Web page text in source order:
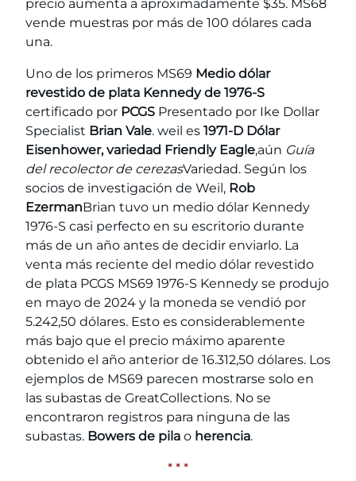
precio aumenta a aproximadamente $35. MS68
vende muestras por más de 100 dólares cada
una.
Uno de los primeros MS69 Medio dólar
revestido de plata Kennedy de 1976-S
certificado por PCGS Presentado por Ike Dollar
Specialist Brian Vale. weil es 1971-D Dólar
Eisenhower, variedad Friendly Eagle,aún Guía
del recolector de cerezasVariedad. Según los
socios de investigación de Weil, Rob
EzermanBrian tuvo un medio dólar Kennedy
1976-S casi perfecto en su escritorio durante
más de un año antes de decidir enviarlo. La
venta más reciente del medio dólar revestido
de plata PCGS MS69 1976-S Kennedy se produjo
en mayo de 2024 y la moneda se vendió por
5.242,50 dólares. Esto es considerablemente
más bajo que el precio máximo aparente
obtenido el año anterior de 16.312,50 dólares. Los
ejemplos de MS69 parecen mostrarse solo en
las subastas de GreatCollections. No se
encontraron registros para ninguna de las
subastas. Bowers de pila o herencia.
* * *